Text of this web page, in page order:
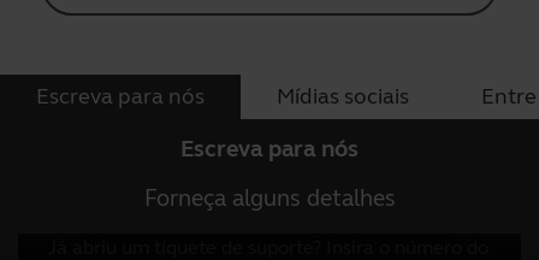
Escreva para nós Mídias sociais
Escreva para nós
Forneça alguns detalhes